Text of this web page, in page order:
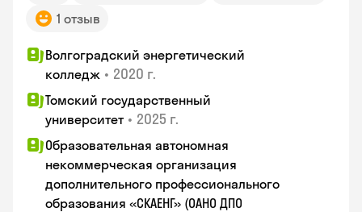
1 отзыв
Волгоградский энергетический
колледж • 2020 г.
Томский государственный
университет • 2025 г.
Образовательная автономная
некоммерческая организация
дополнительного профессионального
образования «СКАЕНГ» (ОАНО ДПО